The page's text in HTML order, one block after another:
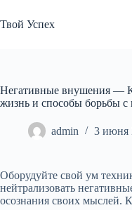
к
сути
Твой Успех
Негативные внушения —
жизнь и способы борьбы с
admin 3 июня
Оборудуйте свой ум
нейтрализовать
осознания своих мыслей.